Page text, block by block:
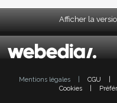
Afficher la
Mentions légales CGU
Cookies